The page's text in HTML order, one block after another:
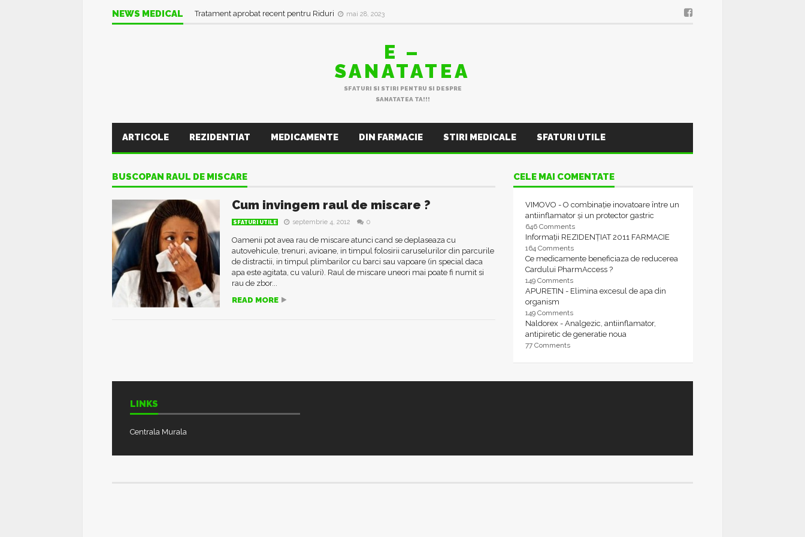
NEWS MEDICAL Tratament aprobat recent pentru Riduri mai 28, 2023
E –
SANATATEA
SFATURI SI STIRI PENTRU SI DESPRE
SANATATEA TA!!!
ARTICOLE REZIDENTIAT MEDICAMENTE DIN FARMACIE STIRI MEDICALE SFATURI UTILE
BUSCOPAN RAUL DE MISCARE
Cum invingem raul de miscare ?
SFATURI UTILE septembrie 4, 2012 0
Oamenii pot avea rau de miscare atunci cand se deplaseaza cu
autovehicule, trenuri, avioane, in timpul folosirii caruselurilor din parcurile
de distractii, in timpul plimbarilor cu barci sau vapoare (in special daca
apa este agitata, cu valuri). Raul de miscare uneori mai poate fi numit si
rau de zbor...
READ MORE
CELE MAI COMENTATE
VIMOVO - O combinație inovatoare între un
antiinflamator și un protector gastric
646 Comments
Informații REZIDENȚIAT 2011 FARMACIE
164 Comments
Ce medicamente beneficiaza de reducerea
Cardului PharmAccess ?
149 Comments
APURETIN - Elimina excesul de apa din
organism
149 Comments
Naldorex - Analgezic, antiinflamator,
antipiretic de generatie noua
77 Comments
LINKS
Centrala Murala